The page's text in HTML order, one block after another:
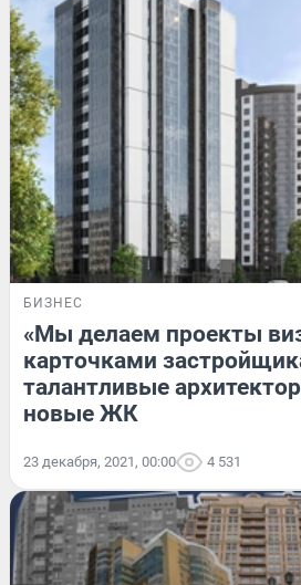
БИЗНЕС
«Мы делаем проекты
карточками
талантливые
новые ЖК
23 декабря, 2021, 00:00 4 531